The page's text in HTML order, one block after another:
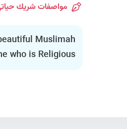
مواصفات شريك
Muslimah
who is Religious